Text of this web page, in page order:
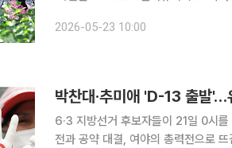
체장과 국회의원 보궐
2026-05-23 10:00
6·3 지방선거 후보자들이 21일 0시
전과 공약 대결, 여야의 총력전으로